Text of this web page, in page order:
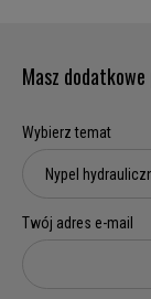
Masz